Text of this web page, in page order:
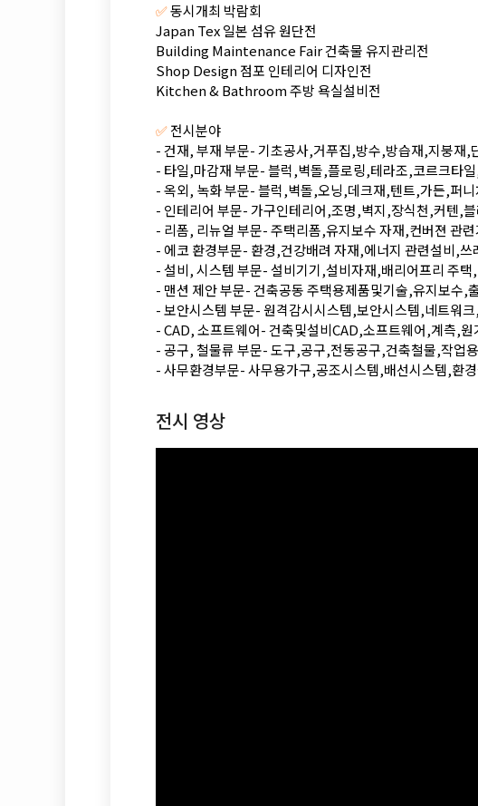
✅동시개최 박람회
Japan Tex 일본 섬유 원단전
Building Maintenance Fair 건축물 유지관리전
Shop Design 점포 인테리어 디자인전
Kitchen & Bathroom 주방 욕실설비전
✅전시분야
- 건재, 부재 부문- 기초공사,거푸집,방수,방습재,지붕재,
- 타일,마감재 부문- 블럭,벽돌,플로링,테라조,코르크타
- 옥외, 녹화 부문- 블럭,벽돌,오닝,데크재,텐트,가든,퍼
- 인테리어 부문- 가구인테리어,조명,벽지,장식천,커텐,
- 리폼, 리뉴얼 부문- 주택리폼,유지보수 자재,컨버젼 관련
- 에코 환경부문- 환경,건강배려 자재,에너지 관련설비,쓰
- 설비, 시스템 부문- 설비기기,설비자재,배리어프리 주
- 맨션 제안 부문- 건축공동 주택용제품및기술,유지보수,
- 보안시스템 부문- 원격감시시스템,보안시스템,네트워
- CAD, 소프트웨어- 건축및설비CAD,소프트웨어,계측,원
- 공구, 철물류 부문- 도구,공구,전동공구,건축철물,작업
- 사무환경부문- 사무용가구,공조시스템,배선시스템,환
전시 영상